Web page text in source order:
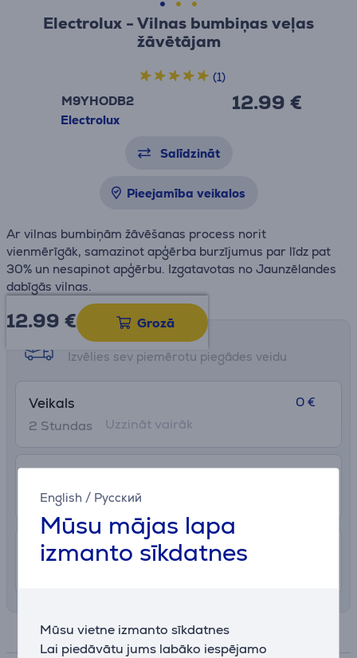
English / Русский
Mūsu mājas lapa
izmanto sīkdatnes
Mūsu vietne izmanto sīkdatnes
Lai piedāvātu jums labāko iespējamo
Electrolux - Vilnas bumbiņas veļas
žāvētājam
M9YHODB2
Electrolux
12.99 €
(1)
Salīdzināt
Pieejamība veikalos
Ar vilnas bumbiņām žāvēšanas process norit
vienmērīgāk, samazinot apģērba burzījumus par līdz pat
30% un nesapinot apģērbu. Izgatavotas no Jaunzēlandes
dabīgās vilnas.
12.99 € Grozā
Saņemšanas iespējas
Izvēlies sev piemērotu piegādes veidu
Veikals
2 Stundas
0 €
Uzzināt vairāk
11. - 15. augusts
Piegāde Latvijas teritorijā ar uznešanu
Specifikācija